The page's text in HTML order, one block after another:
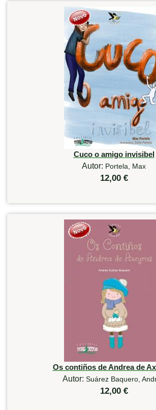
Cuco o amigo invisibel
Autor: Portela, Max
12,00 €
Os contiños de Andrea de
Autor: Suárez Baquero,
12,00 €